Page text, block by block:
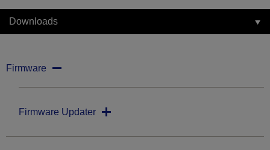
Downloads
Firmware
Firmware Updater